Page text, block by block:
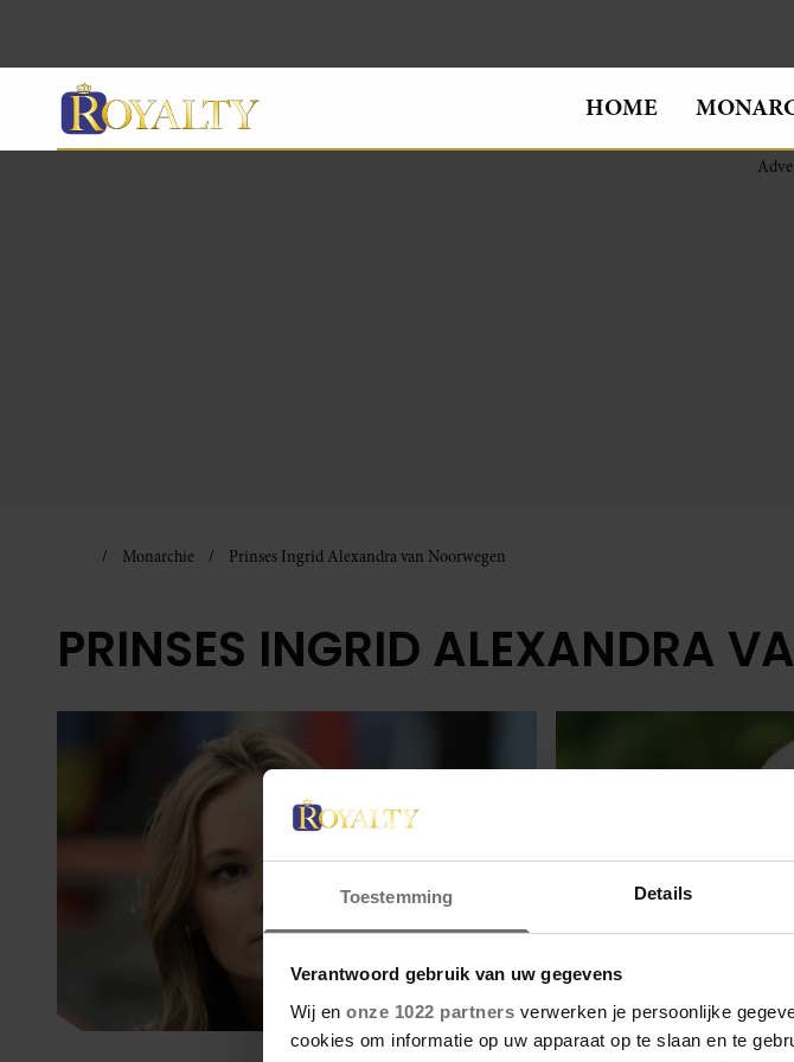
Toestemming Details
Verantwoord gebruik van uw gegevens
Wij en onze 1022 partners verwerken je persoonlijke
cookies om informatie op uw apparaat op te slaan en te
HOME
Monarchie Prinses Ingrid Alexandra van Noorwegen
PRINSES INGRID ALEXANDRA